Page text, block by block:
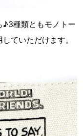
♪3種類ともモノトー
ていただけます。